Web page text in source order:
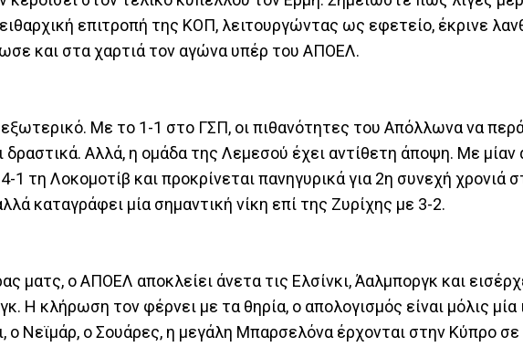
επιτροπή της ΚΟΠ, λειτουργώντας ως εφετείο, έκρινε
και στα χαρτιά τον αγώνα υπέρ του ΑΠΟΕΛ.
Με το 1-1 στο ΓΣΠ, οι πιθανότητες του Απόλλωνα να
δραστικά. Αλλά, η ομάδα της Λεμεσού έχει αντίθετη άποψη. Με μίαν
τη Λοκομοτίβ και προκρίνεται πανηγυρικά για 2η συνεχή χρονιά
καταγράφει μία σημαντική νίκη επί της Ζυρίχης με 3-2.
ματς, ο ΑΠΟΕΛ αποκλείει άνετα τις Ελσίνκι, Άαλμποργκ και
Η κλήρωση τον φέρνει με τα θηρία, ο απολογισμός είναι μόλις μία
ο Νεϊμάρ, ο Σουάρες, η μεγάλη Μπαρσελόνα έρχονται στην Κύπρο